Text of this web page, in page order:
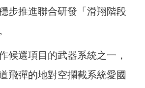
步推進聯合研發「滑翔階段
候選項目的武器系統之一，
飛彈的地對空攔截系統愛國